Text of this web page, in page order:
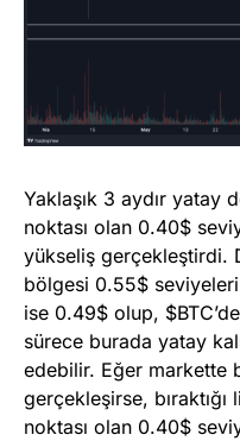
Yaklaşık 3 aydır yatay
noktası olan 0.40$
yükseliş gerçekleştirdi.
bölgesi 0.55$
ise 0.49$ olup,
sürece burada yatay
edebilir. Eğer markette
gerçekleşirse,
noktası olan 0.40$